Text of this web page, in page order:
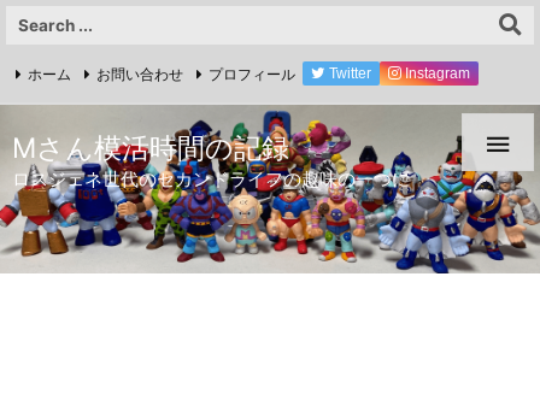

ホーム お問い合わせ プロフィール Twitter Instagram
Mさん模活時間の記録
ロスジェネ世代のセカンドライフの趣味の一つに